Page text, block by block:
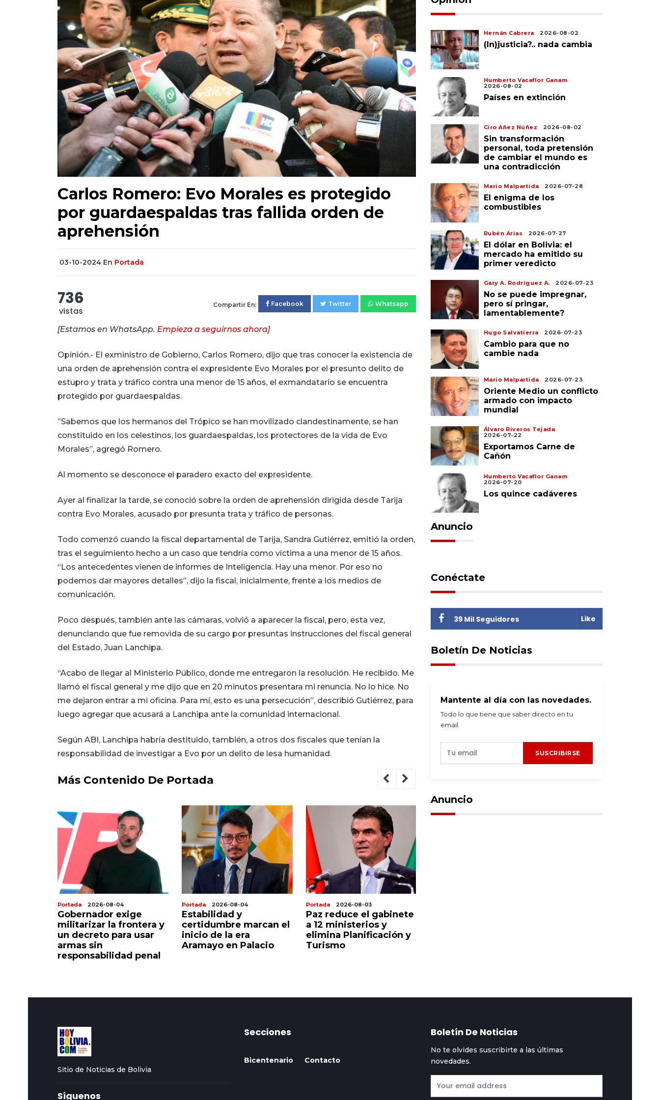
Carlos Romero: Evo Morales es protegido
por guardaespaldas tras fallida orden de
aprehensión
03-10-2024 En Portada
736
vistas
Compartir En: Facebook Twitter Whatsapp
[Estamos en WhatsApp. Empieza a seguirnos ahora]
Opinión.- El exministro de Gobierno, Carlos Romero, dijo que tras conocer la existencia de
una orden de aprehensión contra el expresidente Evo Morales por el presunto delito de
estupro y trata y tráfico contra una menor de 15 años, el exmandatario se encuentra
protegido por guardaespaldas.
”Sabemos que los hermanos del Trópico se han movilizado clandestinamente, se han
constituido en los celestinos, los guardaespaldas, los protectores de la vida de Evo
Morales”, agregó Romero.
Al momento se desconoce el paradero exacto del expresidente.
Ayer al finalizar la tarde, se conoció sobre la orden de aprehensión dirigida desde Tarija
contra Evo Morales, acusado por presunta trata y tráfico de personas.
Todo comenzó cuando la fiscal departamental de Tarija, Sandra Gutiérrez, emitió la orden,
tras el seguimiento hecho a un caso que tendría como víctima a una menor de 15 años.
“Los antecedentes vienen de informes de Inteligencia. Hay una menor. Por eso no
podemos dar mayores detalles”, dijo la fiscal, inicialmente, frente a los medios de
comunicación.
Poco después, también ante las cámaras, volvió a aparecer la fiscal, pero, esta vez,
denunciando que fue removida de su cargo por presuntas instrucciones del fiscal general
del Estado, Juan Lanchipa.
“Acabo de llegar al Ministerio Público, donde me entregaron la resolución. He recibido. Me
llamó el fiscal general y me dijo que en 20 minutos presentara mi renuncia. No lo hice. No
me dejaron entrar a mi oficina. Para mí, esto es una persecución”, describió Gutiérrez, para
luego agregar que acusará a Lanchipa ante la comunidad internacional.
Según ABI, Lanchipa habría destituido, también, a otros dos fiscales que tenían la
responsabilidad de investigar a Evo por un delito de lesa humanidad.
Más Contenido De Portada
Portada 2026-08-04
Gobernador exige
militarizar la frontera y
un decreto para usar
armas sin
responsabilidad penal
Portada 2026-08-04
Estabilidad y
certidumbre marcan el
inicio de la era
Aramayo en Palacio
Portada 2026-08-03
Paz reduce el gabinete
a 12 ministerios y
elimina Planificación y
Turismo
Hernán Cabrera 2026-08-02
(In)justicia?.. nada cambia
Humberto Vacaflor Ganam
2026-08-02
Países en extinción
Ciro Añez Núñez 2026-08-02
Sin transformación
personal, toda pretensión
de cambiar el mundo es
una contradicción
Mario Malpartida 2026-07-28
El enigma de los
combustibles
Rubén Arias 2026-07-27
El dólar en Bolivia: el
mercado ha emitido su
primer veredicto
Gary A. Rodríguez A. 2026-07-23
No se puede impregnar,
pero sí pringar,
lamentablemente?
Hugo Salvatierra 2026-07-23
Cambio para que no
cambie nada
Mario Malpartida 2026-07-23
Oriente Medio un conflicto
armado con impacto
mundial
Álvaro Riveros Tejada
2026-07-22
Exportamos Carne de
Cañón
Humberto Vacaflor Ganam
2026-07-20
Los quince cadáveres
Anuncio
Conéctate
39 Mil Seguidores Like
Boletín De Noticias
Mantente al día con las novedades.
Todo lo que tiene que saber directo en tu
email.
SUSCRIBIRSE
Anuncio
Sitio de Noticias de Bolivia
Síguenos
Secciones
Bicentenario Contacto
Boletín De Noticias
No te olvides suscribirte a las últimas
novedades.